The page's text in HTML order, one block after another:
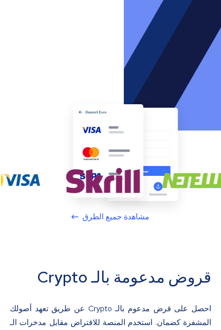
مشاهدة جميع الطرق
قروض مدعومة بالـ Crypto
احصل على قرض مدعوم بالـ Crypto عن طريق تعهد أصولك
المشفرة كضمان. استخدم المنصة للاقتراض مقابل مدخرات الـ